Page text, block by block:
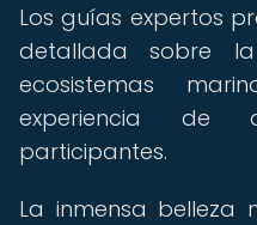
Los guías expertos
detallada sobre
ecosistemas
experiencia de
participantes.
La inmensa